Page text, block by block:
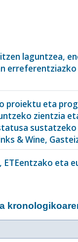
laguntzea,
proiektu eta
zientzia
sustatzeko
& Wine,
eta